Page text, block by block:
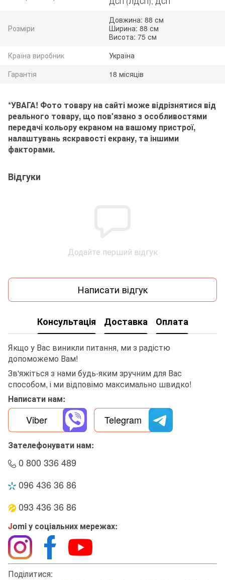
Розміри
Довжина: 88 см
Ширина: 88 см
Висота: 75 см
Країна виробник
Україна
Гарантія
18 місяців
*УВАГА! Фото товару на сайті може відрізнятися від
реального товару, що пов'язано з особливостями
передачі кольору екраном на вашому пристрої,
налаштувань яскравості екрану, та іншими
факторами.
Відгуки
Додайте перший відгук
Написати відгук
Консультація Доставка Оплата
Якщо у Вас виникли питання, ми з радістю
допоможемо Вам!
Зв'яжіться з нами будь-яким зручним для Вас
способом, і ми відповімо максимально швидко!
Написати нам:
Viber Telegram
Зателефонувати нам:
0 800 336 489
096 436 36 86
093 436 36 86
Jomi у соціальних мережах:
Поділитися: